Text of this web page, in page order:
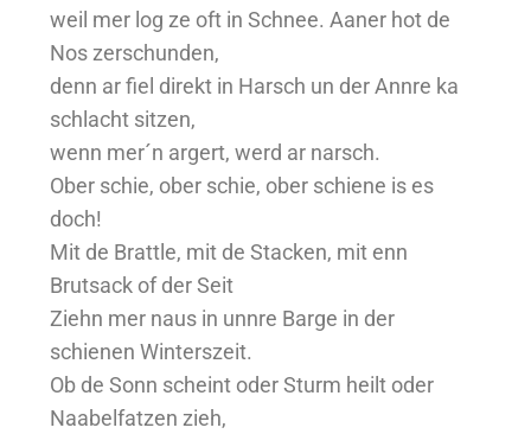
weil mer log ze oft in Schnee. Aaner hot de
Nos zerschunden,
denn ar fiel direkt in Harsch un der Annre ka
schlacht sitzen,
wenn mer´n argert, werd ar narsch.
Ober schie, ober schie, ober schiene is es
doch!
Mit de Brattle, mit de Stacken, mit enn
Brutsack of der Seit
Ziehn mer naus in unnre Barge in der
schienen Winterszeit.
Ob de Sonn scheint oder Sturm heilt oder
Naabelfatzen zieh,